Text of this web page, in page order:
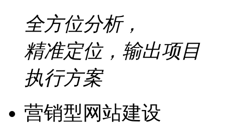
全方位分析，
精准定位，输出项目
执行方案
营销型网站建设